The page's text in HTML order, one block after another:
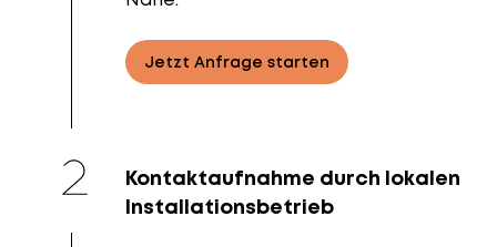
Jetzt Anfrage starten
Kontaktaufnahme durch lokalen
Installationsbetrieb